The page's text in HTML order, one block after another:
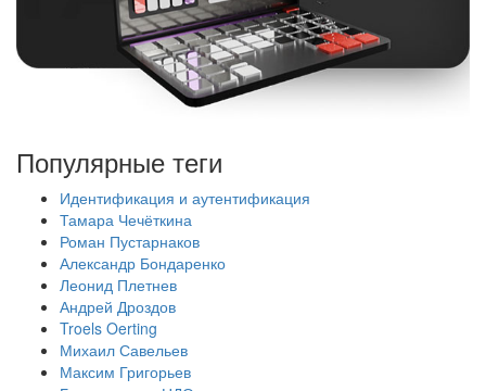
Популярные теги
Идентификация и аутентификация
Тамара Чечёткина
Роман Пустарнаков
Александр Бондаренко
Леонид Плетнев
Андрей Дроздов
Troels Oerting
Михаил Савельев
Максим Григорьев